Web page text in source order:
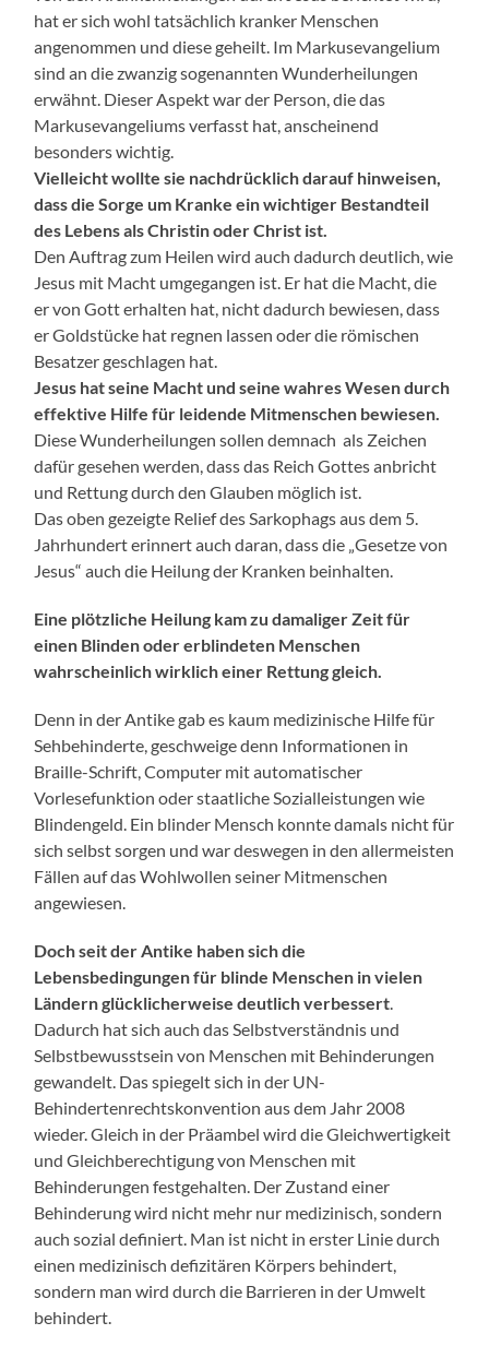
hat er sich wohl tatsächlich kranker Menschen
angenommen und diese geheilt. Im Markusevangelium
sind an die zwanzig sogenannten Wunderheilungen
erwähnt. Dieser Aspekt war der Person, die das
Markusevangeliums verfasst hat, anscheinend
besonders wichtig.
Vielleicht wollte sie nachdrücklich darauf hinweisen,
dass die Sorge um Kranke ein wichtiger Bestandteil
des Lebens als Christin oder Christ ist.
Den Auftrag zum Heilen wird auch dadurch deutlich, wie
Jesus mit Macht umgegangen ist. Er hat die Macht, die
er von Gott erhalten hat, nicht dadurch bewiesen, dass
er Goldstücke hat regnen lassen oder die römischen
Besatzer geschlagen hat.
Jesus hat seine Macht und seine wahres Wesen durch
effektive Hilfe für leidende Mitmenschen bewiesen.
Diese Wunderheilungen sollen demnach als Zeichen
dafür gesehen werden, dass das Reich Gottes anbricht
und Rettung durch den Glauben möglich ist.
Das oben gezeigte Relief des Sarkophags aus dem 5.
Jahrhundert erinnert auch daran, dass die „Gesetze von
Jesus“ auch die Heilung der Kranken beinhalten.
Eine plötzliche Heilung kam zu damaliger Zeit für
einen Blinden oder erblindeten Menschen
wahrscheinlich wirklich einer Rettung gleich.
Denn in der Antike gab es kaum medizinische Hilfe für
Sehbehinderte, geschweige denn Informationen in
Braille-Schrift, Computer mit automatischer
Vorlesefunktion oder staatliche Sozialleistungen wie
Blindengeld. Ein blinder Mensch konnte damals nicht für
sich selbst sorgen und war deswegen in den allermeisten
Fällen auf das Wohlwollen seiner Mitmenschen
angewiesen.
Doch seit der Antike haben sich die
Lebensbedingungen für blinde Menschen in vielen
Ländern glücklicherweise deutlich verbessert.
Dadurch hat sich auch das Selbstverständnis und
Selbstbewusstsein von Menschen mit Behinderungen
gewandelt. Das spiegelt sich in der UN-
Behindertenrechtskonvention aus dem Jahr 2008
wieder. Gleich in der Präambel wird die Gleichwertigkeit
und Gleichberechtigung von Menschen mit
Behinderungen festgehalten. Der Zustand einer
Behinderung wird nicht mehr nur medizinisch, sondern
auch sozial definiert. Man ist nicht in erster Linie durch
einen medizinisch defizitären Körpers behindert,
sondern man wird durch die Barrieren in der Umwelt
behindert.